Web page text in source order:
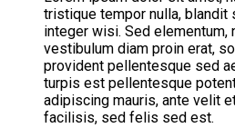
tristique tempor nulla, blandit
integer wisi. Sed elementum,
vestibulum diam proin erat,
provident pellentesque sed
turpis est pellentesque
adipiscing mauris, ante velit
facilisis, sed felis sed est.